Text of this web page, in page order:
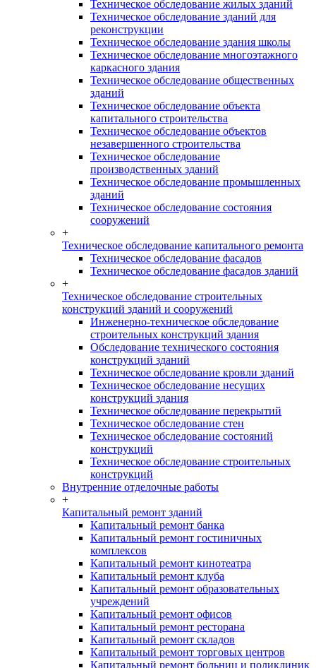
Техническое обследование жилых зданий
Техническое обследование зданий для
реконструкции
Техническое обследование здания школы
Техническое обследование многоэтажного
каркасного здания
Техническое обследование общественных
зданий
Техническое обследование объекта
капитального строительства
Техническое обследование объектов
незавершенного строительства
Техническое обследование
производственных зданий
Техническое обследование промышленных
зданий
Техническое обследование состояния
сооружений
+
Техническое обследование капитального ремонта
Техническое обследование фасадов
Техническое обследование фасадов зданий
+
Техническое обследование строительных
конструкций зданий и сооружений
Инженерно-техническое обследование
строительных конструкций здания
Обследование технического состояния
конструкций зданий
Техническое обследование кровли зданий
Техническое обследование несущих
конструкций здания
Техническое обследование перекрытий
Техническое обследование стен
Техническое обследование состояний
конструкций
Техническое обследование строительных
конструкций
Внутренние отделочные работы
+
Капитальный ремонт зданий
Капитальный ремонт банка
Капитальный ремонт гостиничных
комплексов
Капитальный ремонт кинотеатра
Капитальный ремонт клуба
Капитальный ремонт образовательных
учреждений
Капитальный ремонт офисов
Капитальный ремонт ресторана
Капитальный ремонт складов
Капитальный ремонт торговых центров
Капитальный ремонт больниц и поликлиник